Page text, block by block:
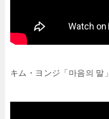
キム・ヨンジ「마음의 말」